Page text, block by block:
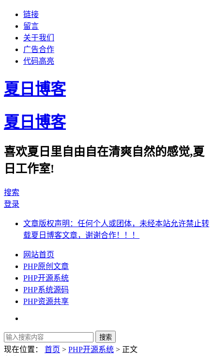
链接
留言
关于我们
广告合作
代码高亮
夏日博客
夏日博客
喜欢夏日里自由自在清爽自然的感觉,夏
日工作室!
搜索
登录
文章版权声明：任何个人或团体，未经本站允许禁止转
载夏日博客文章，谢谢合作！！！
网站首页
PHP原创文章
PHP开源系统
PHP系统源码
PHP资源共享
现在位置： 首页 > PHP开源系统 > 正文